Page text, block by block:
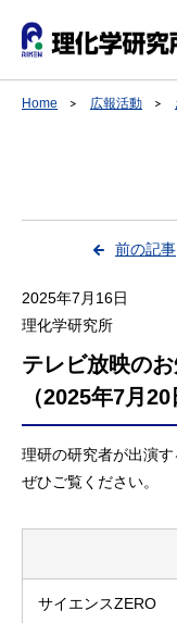
Home 広報活動
前の記事
2025年7月16日
理化学研究所
テレビ放映の
（2025年7月20
理研の研究者が出演す
ぜひご覧ください。
サイエンスZERO